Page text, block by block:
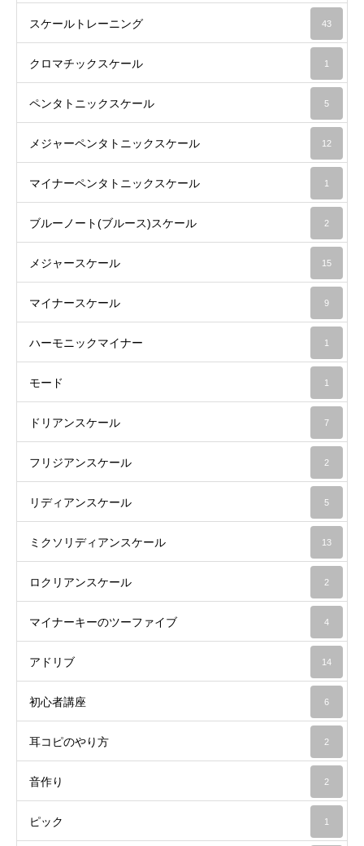
スケールトレーニング 43
クロマチックスケール 1
ペンタトニックスケール 5
メジャーペンタトニックスケール 12
マイナーペンタトニックスケール 1
ブルーノート(ブルース)スケール 2
メジャースケール 15
マイナースケール 9
ハーモニックマイナー 1
モード 1
ドリアンスケール 7
フリジアンスケール 2
リディアンスケール 5
ミクソリディアンスケール 13
ロクリアンスケール 2
マイナーキーのツーファイブ 4
アドリブ 14
初心者講座 6
耳コピのやり方 2
音作り 2
ピック 1